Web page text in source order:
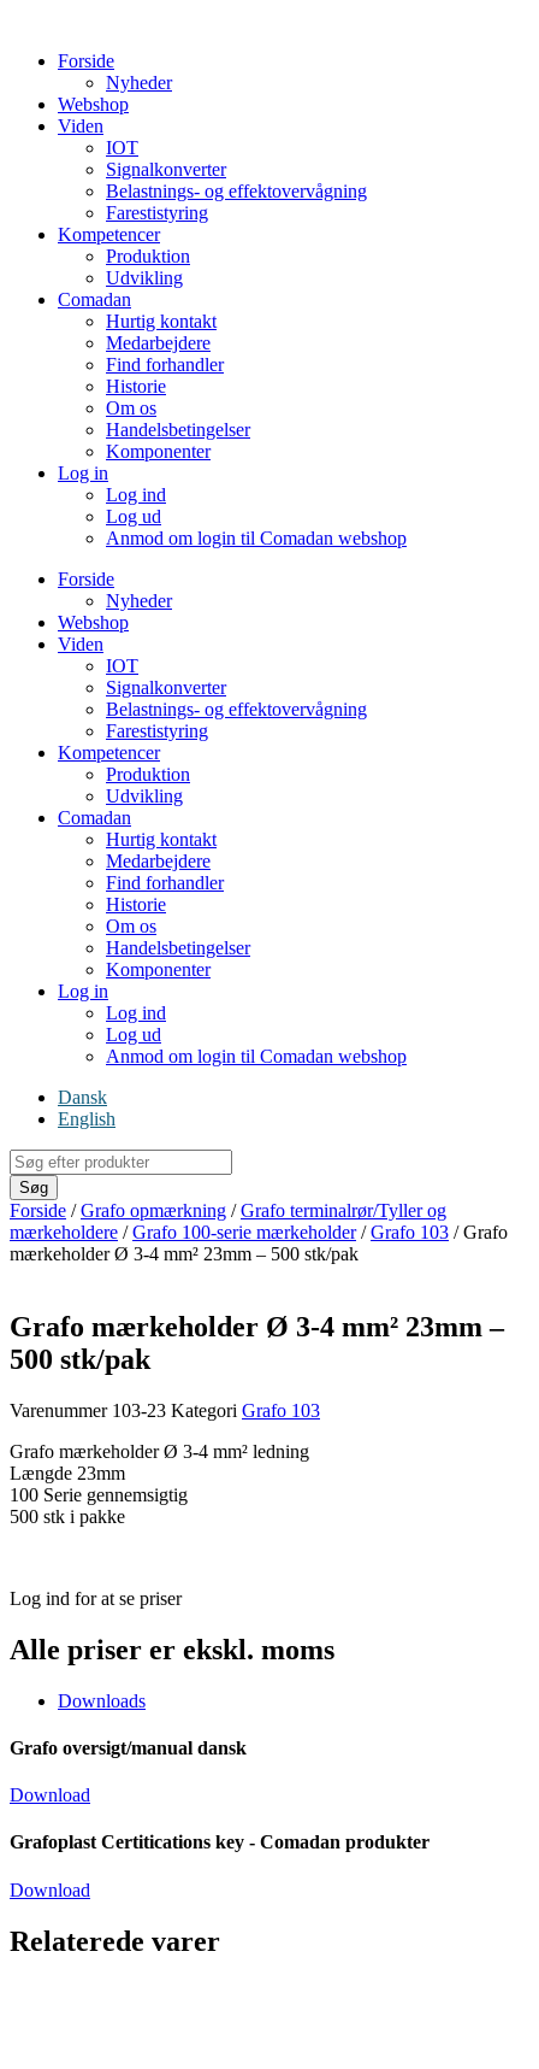
indholdForside
Nyheder
Webshop
Viden
IOT
Signalkonverter
Belastnings- og effektovervågning
Farestistyring
Kompetencer
Produktion
Udvikling
Comadan
Hurtig kontakt
Medarbejdere
Find forhandler
Historie
Om os
Handelsbetingelser
Komponenter
Log in
Log ind
Log ud
Anmod om login til Comadan webshop
Forside
Nyheder
Webshop
Viden
IOT
Signalkonverter
Belastnings- og effektovervågning
Farestistyring
Kompetencer
Produktion
Udvikling
Comadan
Hurtig kontakt
Medarbejdere
Find forhandler
Historie
Om os
Handelsbetingelser
Komponenter
Log in
Log ind
Log ud
Anmod om login til Comadan webshop
Dansk
English
Products
search
Søg
Forside /Grafo opmærkning /Grafo terminalrør/Tyller og
mærkeholdere /Grafo 100-serie mærkeholder/Grafo 103 / Grafo
mærkeholder Ø 3-4 mm² 23mm – 500 stk/pak
Grafo mærkeholder Ø 3-4 mm² 23mm –
500 stk/pak
Varenummer 103-23 Kategori Grafo 103
Grafo mærkeholder Ø 3-4 mm² ledning
Længde 23mm
100 Serie gennemsigtig
500 stk i pakke
Log ind for at se priser
Alle priser er ekskl. moms
Downloads
Grafo oversigt/manual dansk
Download
Grafoplast Certitications key - Comadan produkter
Download
Relaterede varer